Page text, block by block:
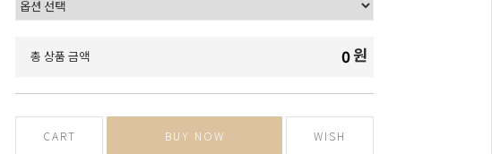
총 상품 금액 0원
CART BUY NOW WISH